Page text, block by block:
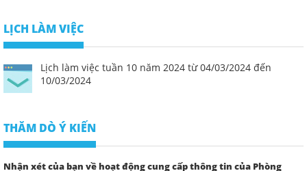
LỊCH LÀM VIỆC
Lịch làm việc tuần 10 năm 2024 từ 04/03/2024 đến
10/03/2024
THĂM DÒ Ý KIẾN
Nhận xét của bạn về hoạt động cung cấp thông tin của Phòng